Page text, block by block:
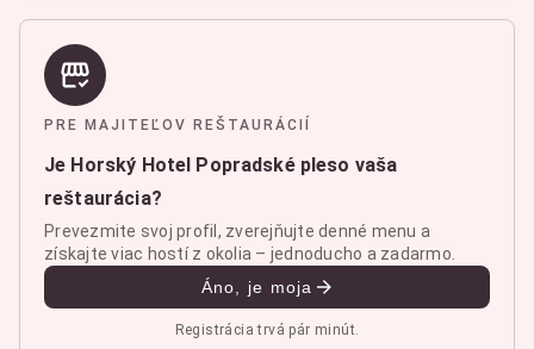
PRE MAJITEĽOV REŠTAURÁCIÍ
Je Horský Hotel Popradské pleso vaša
reštaurácia?
Prevezmite svoj profil, zverejňujte denné menu a
získajte viac hostí z okolia – jednoducho a zadarmo.
Áno, je moja
Registrácia trvá pár minút.